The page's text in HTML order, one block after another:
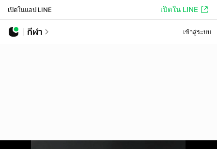
เปิดในแอป LINE เปิดใน LINE
กีฬา เข้าสู่ระบบ